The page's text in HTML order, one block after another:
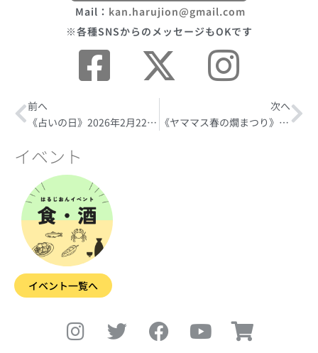
Mail： kan.harujion@gmail.com
※各種SNSからのメッセージもOKです
Prev
前へ
《占いの日》2026年2月22日(日)
次へ
《ヤママス春の燗まつり》2026年3月15日(日)★3/16〜4/15シールを集めて白い山枡平杯プレゼント！
イベント
イベント一覧へ
I
n
s
w
i
a
c
o
u
h
o